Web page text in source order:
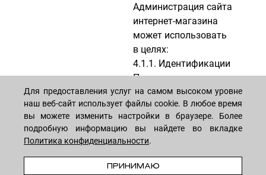
Администрация сайта
интернет-магазина
может использовать
в целях:
4.1.1. Идентификации
Пользователя,
зарегистрированного
на сайте Интернет-
магазина, для
оформления заказа и
(или) заключения
Договора купли-
Для предоставления услуг на самом высоком уровне
наш веб-сайт использует файлы cookie. В любое время
вы можете изменить настройки в браузере. Более
подробную информацию вы найдете во вкладке
Политика конфиденциальности.
ПРИНИМАЮ